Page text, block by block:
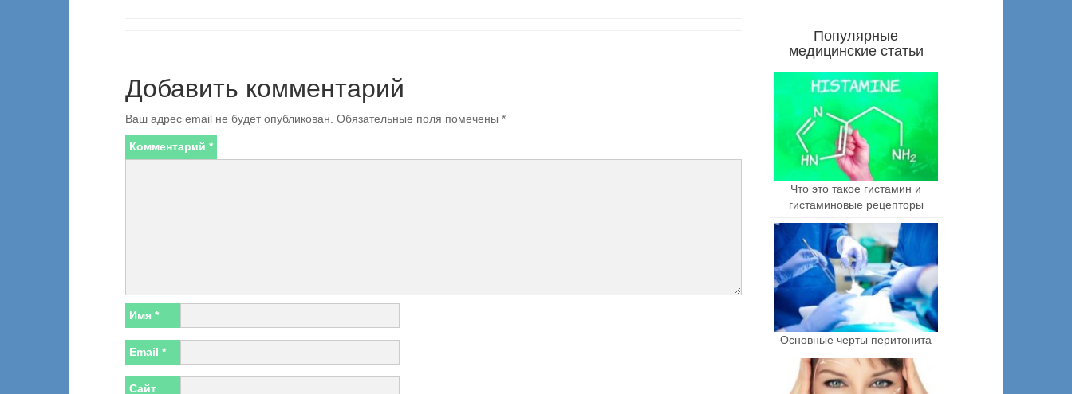
Добавить комментарий
Ваш адрес email не будет опубликован. Обязательные поля помечены *
Комментарий *
Имя *
Email *
Сайт
Популярные
медицинские статьи
Что это такое гистамин и
гистаминовые рецепторы
Основные черты перитонита